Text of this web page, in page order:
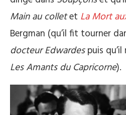
Main au colletet La Mort
Bergman (qu’il fit tourner
docteur Edwardespuis qu’il
Les Amants du Capricorne).